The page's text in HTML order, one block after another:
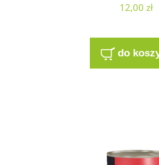
12,00 zł
do